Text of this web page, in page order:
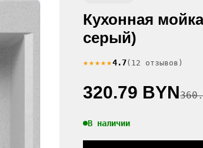
Кухонная
серый)
★★★★★4.7(12 отзывов)
320.79 BYN
В наличии